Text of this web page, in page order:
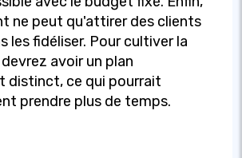
ne peut qu'attirer des clients
les fidéliser. Pour cultiver la
avoir un plan
distinct, ce qui pourrait
prendre plus de temps.